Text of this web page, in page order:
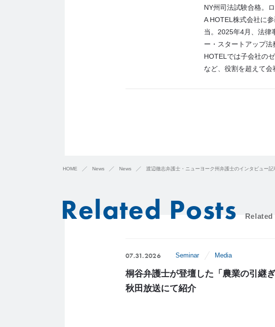
NY州司法試験合格。
A HOTEL株式会社に
当。2025年4月、法律
ー・スタートアップ
HOTELでは子会社の
など、役割を超えて会
HOME News News 渡辺徹志弁護士・ニューヨーク州弁護士のインタビュー
Related Posts
07.31.2026 Seminar Media
桐谷弁護士が登壇した「農業の引継
秋田放送にて紹介